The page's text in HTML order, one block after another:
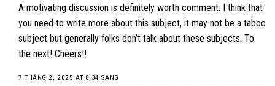
A motivating discussion is definitely worth comment. I think that
you need to write more about this subject, it may not be a taboo
subject but generally folks don’t talk about these subjects. To
the next! Cheers!!
7 THÁNG 2, 2025 AT 8:34 SÁNG